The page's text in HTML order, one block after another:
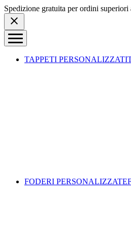
Skip to content
Spedizione gratuita per ordini superiori
TAPPETI PERSONALIZZATI
FODERI PERSONALIZZATE